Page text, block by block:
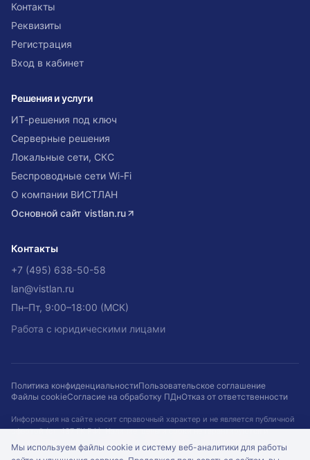
Контакты
Реквизиты
Регистрация
Вход в кабинет
Решения и услуги
ИТ-решения под ключ
Серверные решения
Локальные сети, СКС
Беспроводные сети Wi-Fi
О компании ВИСТЛАН
Основной сайт vistlan.ru
Контакты
+7 (495) 638-50-58
lan@vistlan.ru
Пн–Пт, 9:00–18:00 (МСК)
Работа с юридическими лицами
Политика конфиденциальностиПользовательское соглашение
Файлы cookieСогласие на обработку ПДнОтказ от ответственности
Информация на сайте носит справочный характер и не является публичной
офертой (ст. 437 ГК РФ). Наличие, цены и сроки не гарантируются и
подтверждаются при оформлении заказа. Кейсы приведены для примера.
Мы используем файлы cookie и систему веб-аналитики для работы